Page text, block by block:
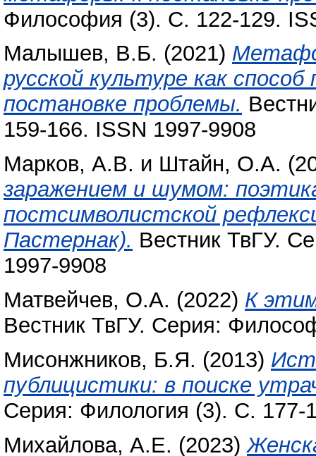
Философия (3). С. 122-129.
Малышев, В.Б. (2021)
русской культуре как
постановке проблемы.
159-166. ISSN 1997-9908
Марков, А.В. и Штайн, О.А.
заражением и шумом:
постсимволистской
Пастернак). Вестник ТвГУ.
1997-9908
Матвейчев, О.А. (2022) К
Вестник ТвГУ. Серия:
Мисонжников, Б.Я. (2013)
публицистики: в поиске
Серия: Филология (3). С. 177-
Михайлова, А.Е. (2023)